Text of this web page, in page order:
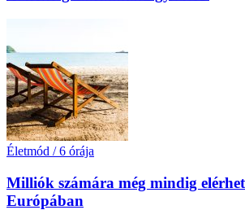
Életmód / 6 órája
Milliók számára még mindig
Európában